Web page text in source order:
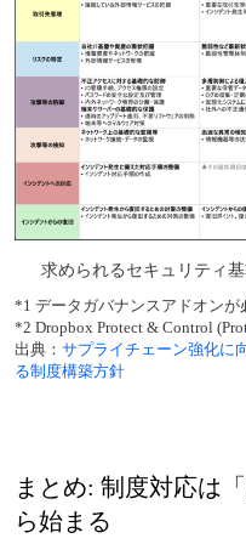
求められるセキュリティ
*1 データガバナンスアドオンが
*2 Dropbox Protect & Control
出典： サプライチェーン強化に
る制度構築方針
まとめ: 制度対応は
ら始まる